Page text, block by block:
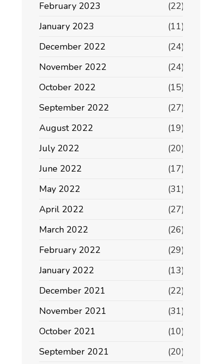
February 2023
(22)
January 2023
(11)
December 2022
(24)
November 2022
(24)
October 2022
(15)
September 2022
(27)
August 2022
(19)
July 2022
(20)
June 2022
(17)
May 2022
(31)
April 2022
(27)
March 2022
(26)
February 2022
(29)
January 2022
(13)
December 2021
(22)
November 2021
(31)
October 2021
(10)
September 2021
(20)